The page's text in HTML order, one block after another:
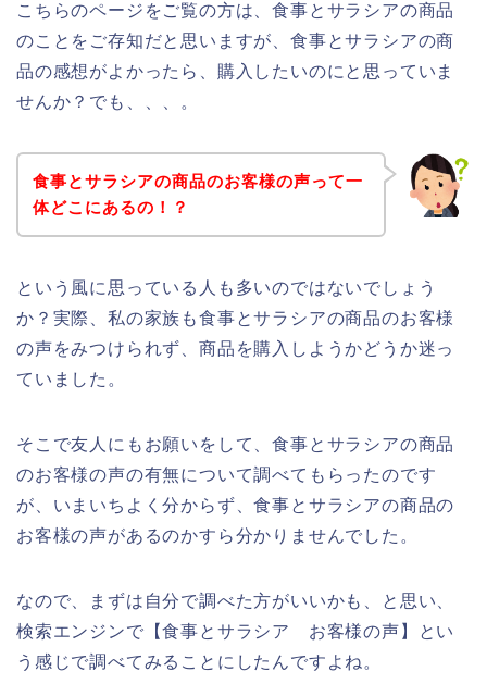
こちらのページをご覧の方は、食事とサラシアの商品
のことをご存知だと思いますが、食事とサラシアの商
品の感想がよかったら、購入したいのにと思っていま
せんか？でも、、、。
食事とサラシアの商品のお客様の声って一
体どこにあるの！？
という風に思っている人も多いのではないでしょう
か？実際、私の家族も食事とサラシアの商品のお客様
の声をみつけられず、商品を購入しようかどうか迷っ
ていました。
そこで友人にもお願いをして、食事とサラシアの商品
のお客様の声の有無について調べてもらったのです
が、いまいちよく分からず、食事とサラシアの商品の
お客様の声があるのかすら分かりませんでした。
なので、まずは自分で調べた方がいいかも、と思い、
検索エンジンで【食事とサラシア お客様の声】とい
う感じで調べてみることにしたんですよね。